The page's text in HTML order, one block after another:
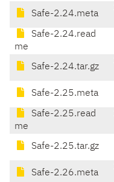
Safe-2.24.meta
Safe-2.24.read
me
Safe-2.24.tar.gz
Safe-2.25.meta
Safe-2.25.read
me
Safe-2.25.tar.gz
Safe-2.26.meta